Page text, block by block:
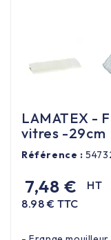
LAMATEX -
vitres -29cm
Référence :
7,48 €
HT
8.98 € TTC